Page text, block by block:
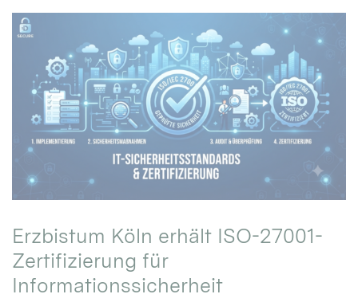
Erzbistum Köln erhält ISO-27001-
Zertifizierung für
Informationssicherheit